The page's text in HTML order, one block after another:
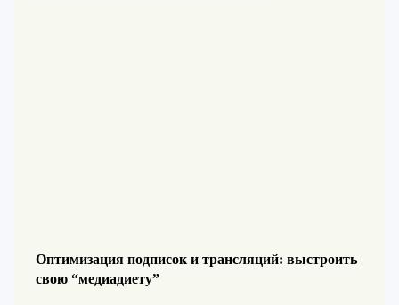
Оптимизация подписок и трансляций: выстроить
свою “медиадиету”